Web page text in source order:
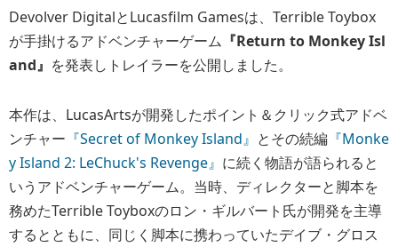
Devolver DigitalとLucasfilm Gamesは、Terrible Toybox
が手掛けるアドベンチャーゲーム 『Return to Monkey Isl
and』 を発表しトレイラーを公開しました。
本作は、LucasArtsが開発したポイント＆クリック式アドベ
ンチャー 『Secret of Monkey Island』 とその続編 『Monke
y Island 2: LeChuck's Revenge』 に続く物語が語られると
いうアドベンチャーゲーム。当時、ディレクターと脚本を
務めたTerrible Toyboxのロン・ギルバート氏が開発を主導
するとともに、同じく脚本に携わっていたデイブ・グロス